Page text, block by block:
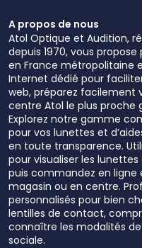
A propos de nous
Atol Optique et Audition,
depuis 1970, vous
en France métropolitaine
Internet dédié pour
web, préparez facilement
centre Atol le plus proche
Explorez notre gamme
pour vos lunettes et
en toute transparence.
pour visualiser les
puis commandez en
magasin ou en centre.
personnalisés pour bien
lentilles de contact,
connaître les modalités
sociale.